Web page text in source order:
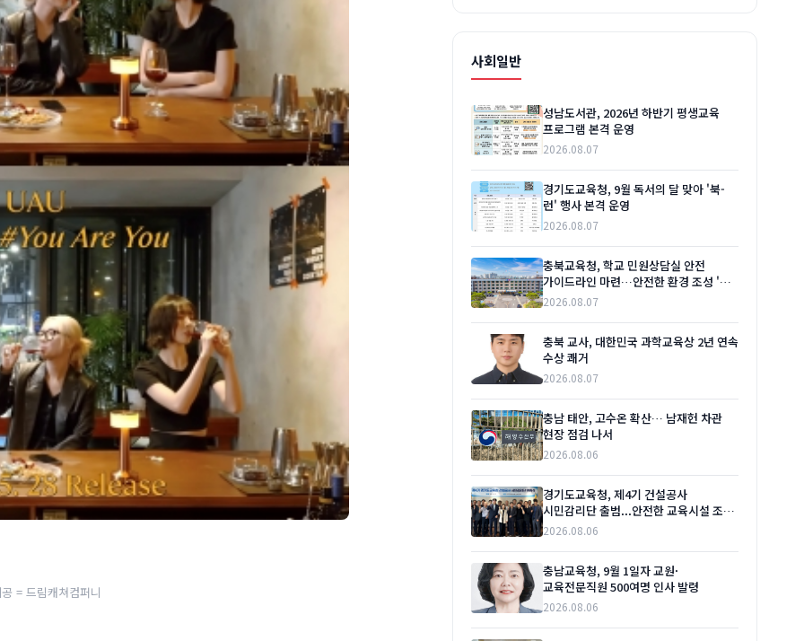
= 드림캐쳐컴퍼니
사회일반
성남도서관, 2026년 하반기 평생교육
프로그램 본격 운영
2026.08.07
경기도교육청, 9월 독서의 달 맞아 '북-
런' 행사 본격 운영
2026.08.07
충북교육청, 학교 민원상담실 안전
가이드라인 마련…안전한 환경 조성 '첫
발'
2026.08.07
충북 교사, 대한민국 과학교육상 2년 연속
수상 쾌거
2026.08.07
충남 태안, 고수온 확산… 남재헌 차관
현장 점검 나서
2026.08.06
경기도교육청, 제4기 건설공사
시민감리단 출범...안전한 교육시설 조성
박차
2026.08.06
충남교육청, 9월 1일자 교원·
교육전문직원 500여명 인사 발령
2026.08.06